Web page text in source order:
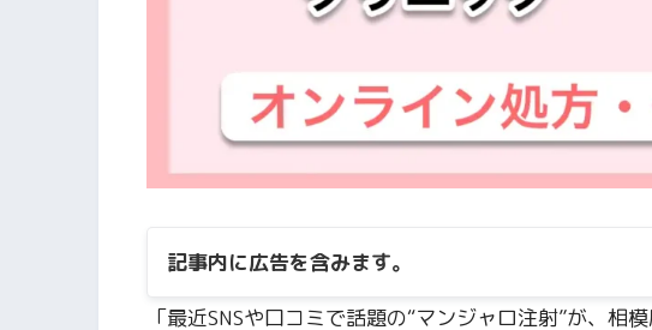
記事内に広告を含みます。
「最近SNSや口コミで話題の“マンジャロ注射”が、相